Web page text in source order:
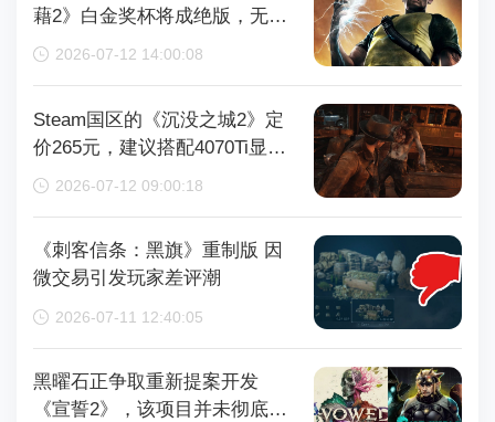
藉2》白金奖杯将成绝版，无法
再获取
2026-07-12 14:00:08
Steam国区的《沉没之城2》定
价265元，建议搭配4070Ti显卡
以获得较好体验
2026-07-12 09:00:18
《刺客信条：黑旗》重制版 因
微交易引发玩家差评潮
2026-07-11 12:40:05
黑曜石正争取重新提案开发
《宣誓2》，该项目并未彻底取